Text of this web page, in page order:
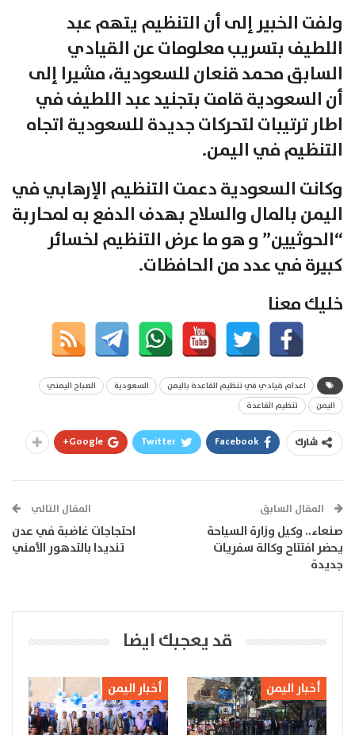
ولفت الخبير إلى أن التنظيم يتهم عبد
اللطيف بتسريب معلومات عن القيادي
السابق محمد قنعان للسعودية، مشيرا إلى
أن السعودية قامت بتجنيد عبد اللطيف في
اطار ترتيبات لتحركات جديدة للسعودية اتجاه
التنظيم في اليمن.
وكانت السعودية دعمت التنظيم الإرهابي في
اليمن بالمال والسلاح بهدف الدفع به لمحاربة
“الحوثيين” و هو ما عرض التنظيم لخسائر
كبيرة في عدد من الحافظات.
خليك معنا
اعدام قيادي في تنظيم القاعدة باليمن السعودية
الصباح اليمني
اليمن
تنظيم القاعدة
شارك Facebook
Twitter
Google+
المقال السابق
صنعاء.. وكيل وزارة السياحة
يحضر افتتاح وكالة سفريات
جديدة
المقال التالي
احتجاجات غاضبة في عدن
تنديدا بالتدهور الأمني
قد يعجبك ايضا
أخبار اليمن أخبار اليمن